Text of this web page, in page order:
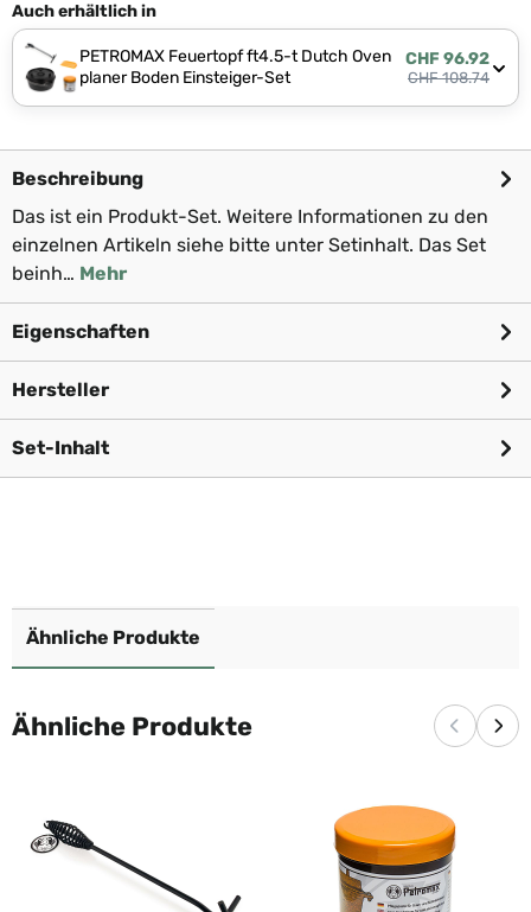
Auch erhältlich in
PETROMAX Feuertopf ft4.5-t Dutch Oven
planer Boden Einsteiger-Set
CHF 96.92
CHF 108.74
Beschreibung
Das ist ein Produkt-Set. Weitere Informationen zu den
einzelnen Artikeln siehe bitte unter Setinhalt. Das Set
beinh… Mehr
Eigenschaften
Hersteller
Set-Inhalt
Ähnliche Produkte
Ähnliche Produkte Vorherige